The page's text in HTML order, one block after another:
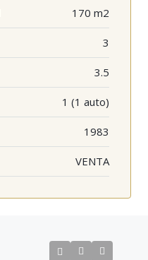
170 m2
3
3.5
1 (1 auto)
1983
VENTA